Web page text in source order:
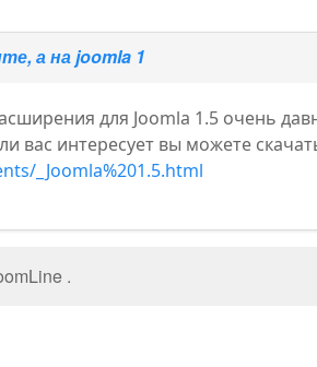
а на joomla 1
для Joomla 1.5 очень
вас интересует вы можете
_Joomla%201.5.html
.